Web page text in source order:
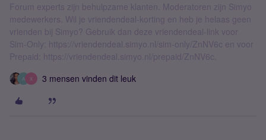
Forum experts zijn behulpzame klanten. Moderatoren zijn Simyo
medewerkers. Wil je vriendendeal-korting en heb je helaas geen
vrienden bij Simyo? Gebruik dan deze vriendendeal-link voor
Sim-Only: https://vriendendeal.simyo.nl/sim-only/ZnNV6c en voor
Prepaid: https://vriendendeal.simyo.nl/prepaid/ZnNV6c.
A X 3 mensen vinden dit leuk